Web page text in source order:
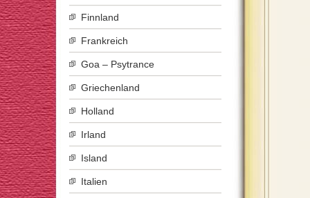
Finnland
Frankreich
Goa – Psytrance
Griechenland
Holland
Irland
Island
Italien